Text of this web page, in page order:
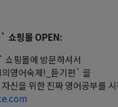
핑몰 OPEN:
핑몰에 방문하셔서
영어숙제!_듣기편` 을
신을 위한 진짜 영어공부를